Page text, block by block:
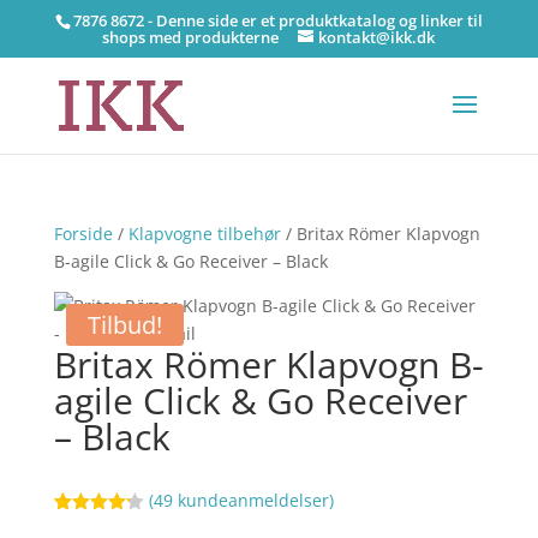
7876 8672 - Denne side er et produktkatalog og linker til
shops med produkterne kontakt@ikk.dk
Forside/ Klapvogne tilbehør/ Britax Römer Klapvogn
B-agile Click & Go Receiver – Black
Tilbud!
Britax Römer Klapvogn B-
agile Click & Go Receiver
– Black
(49 kundeanmeldelser)